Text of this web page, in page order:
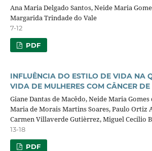
Ana Maria Delgado Santos, Neide Maria
Margarida Trindade do Vale
7-12
PDF
INFLUÊNCIA DO ESTILO DE VIDA NA
VIDA DE MULHERES COM CÂNCER
Giane Dantas de Macêdo, Neide Maria
Maria de Morais Martins Soares, Paulo Ortiz
Carmen Villaverde Gutièrrez, Miguel Cecilio
13-18
PDF